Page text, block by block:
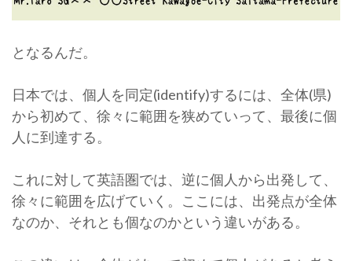
となるんだ。
日本では、個人を同定(identify)するには、全体(県)
から初めて、徐々に範囲を狭めていって、最後に個
人に到達する。
これに対して英語圏では、逆に個人から出発して、
徐々に範囲を広げていく。ここには、出発点が全体
なのか、それとも個なのかという違いがある。